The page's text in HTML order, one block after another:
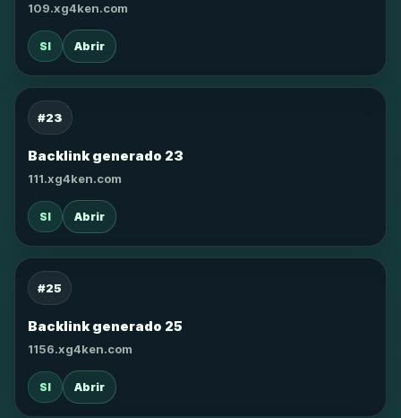
109.xg4ken.com
SI Abrir
#23
Backlink generado 23
111.xg4ken.com
SI Abrir
#25
Backlink generado 25
1156.xg4ken.com
SI Abrir